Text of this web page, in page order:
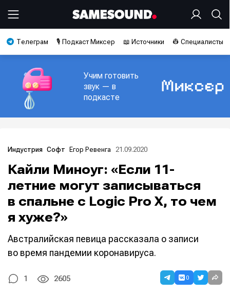
Телеграм 🎙️ Подкаст Миксер 📖 Источники 👷 Специалисты
Учим готовить
звук — в
подкасте
Индустрия Софт Егор Ревенга 21.09.2020
Кайли Миноуг: «Если 11-
летние могут записываться
в спальне с Logic Pro X, то чем
я хуже?»
Австралийская певица рассказала о записи
во время пандемии коронавируса.
1 2605 0